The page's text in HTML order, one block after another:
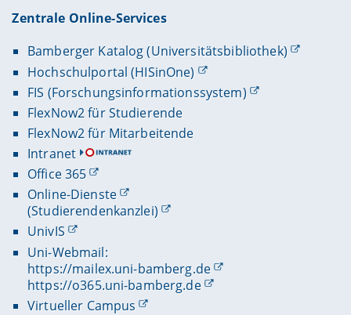
Zentrale Online-Services
Bamberger Katalog (Universitätsbibliothek)
Hochschulportal (HISinOne)
FIS (Forschungsinformationssystem)
FlexNow2 für Studierende
FlexNow2 für Mitarbeitende
Intranet
Office 365
Online-Dienste
(Studierendenkanzlei)
UnivIS
Uni-Webmail:
https://mailex.uni-bamberg.de
https://o365.uni-bamberg.de
Virtueller Campus